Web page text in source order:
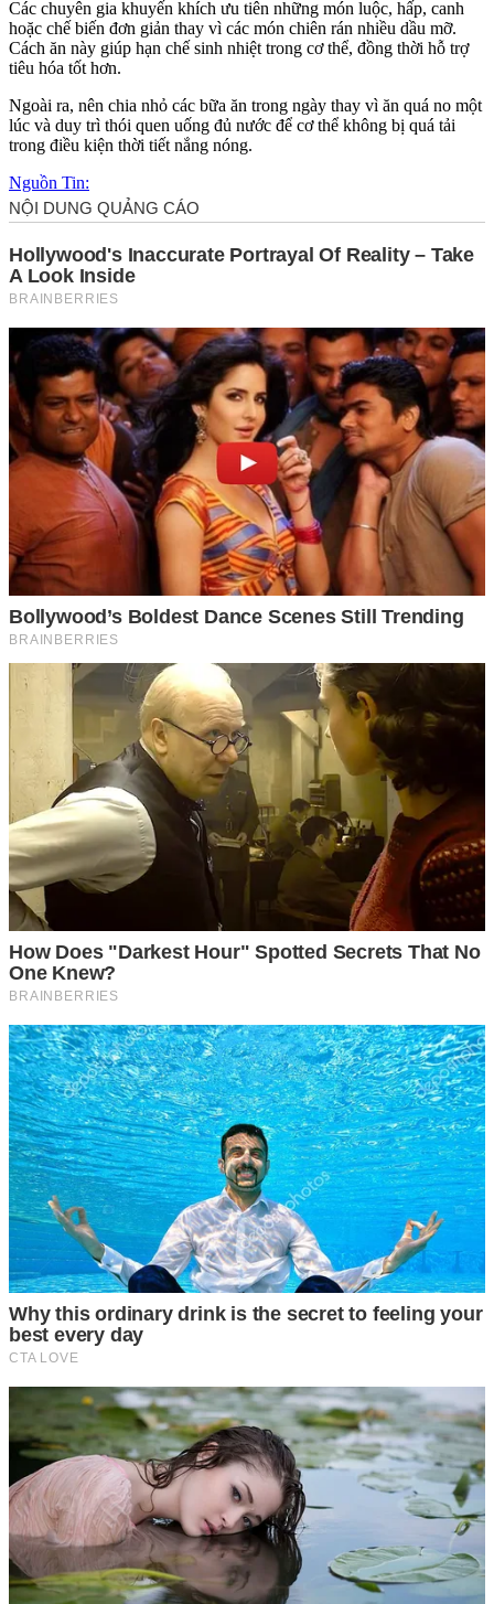
Các chuyên gia khuyến khích ưu tiên những món luộc, hấp, canh
hoặc chế biến đơn giản thay vì các món chiên rán nhiều dầu mỡ.
Cách ăn này giúp hạn chế sinh nhiệt trong c‌ơ th‌ể, đồng thời hỗ trợ
tiêu hóa tốt hơn.
Ngoài ra, nên chia nhỏ các bữa ăn trong ngày thay vì ăn quá no một
lúc và duy trì thói quen uống đủ nước để c‌ơ th‌ể không bị quá tải
trong điều kiện thời tiết nắng nóng.
Nguồn Tin: